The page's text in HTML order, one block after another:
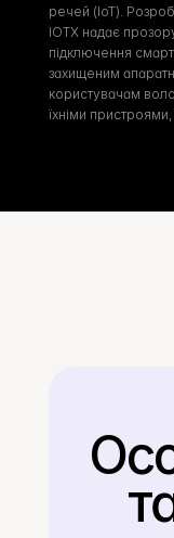
речей (IoT).
IOTX надає
підключення
захищеним
користувачам
їхніми